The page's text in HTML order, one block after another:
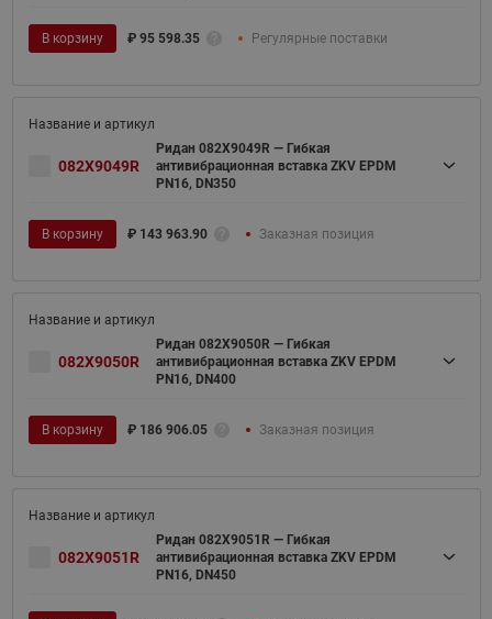
В корзину ₽ 95 598.35 Регулярные поставки
082X9049R
Ридан 082X9049R — Гибкая
антивибрационная вставка ZKV EPDM
PN16, DN350
В корзину ₽ 143 963.90 Заказная позиция
082X9050R
Ридан 082X9050R — Гибкая
антивибрационная вставка ZKV EPDM
PN16, DN400
В корзину ₽ 186 906.05 Заказная позиция
082X9051R
Ридан 082X9051R — Гибкая
антивибрационная вставка ZKV EPDM
PN16, DN450